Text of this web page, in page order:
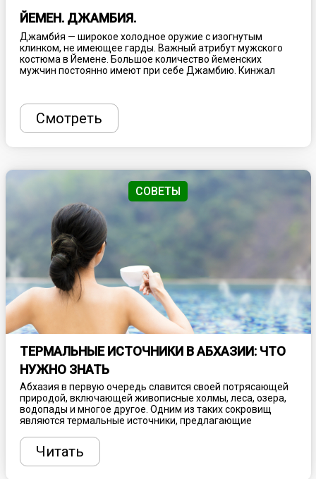
ЙЕМЕН. ДЖАМБИЯ.
Джамби́я — широкое холодное оружие с изогнутым
клинком, не имеющее гарды. Важный атрибут мужского
костюма в Йемене. Большое количество йеменских
мужчин постоянно имеют при себе Джамбию. Кинжал
специализированный пояс сбоку отчего и пошло его
название, которое переводится как «бок, сторона».
Смотреть
СОВЕТЫ
ТЕРМАЛЬНЫЕ ИСТОЧНИКИ В АБХАЗИИ: ЧТО
НУЖНО ЗНАТЬ
Абхазия в первую очередь славится своей потрясающей
природой, включающей живописные холмы, леса, озера,
водопады и многое другое. Одним из таких сокровищ
являются термальные источники, предлагающие
целебными свойствами. Посещение таких мест
способствует общему оздоровлению, однако
предварительно необходимо проконсультироваться с
Читать